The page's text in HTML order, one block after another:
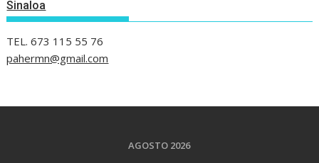
Sinaloa
TEL. 673 115 55 76
pahermn@gmail.com
AGOSTO 2026